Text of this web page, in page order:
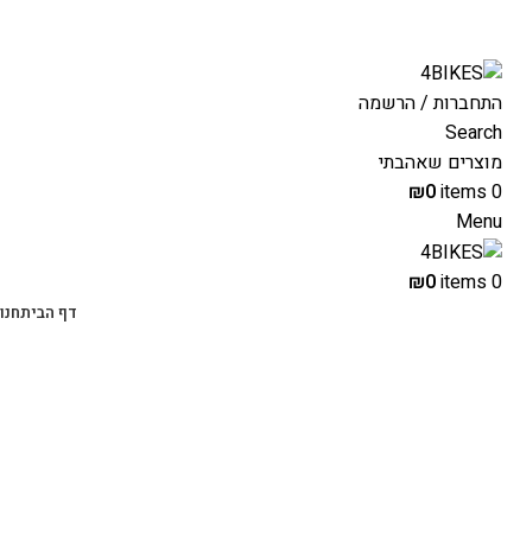
התחברות / הרשמה
Search
מוצרים שאהבתי
0
items
₪0
Menu
0
items
₪0
דף הבית